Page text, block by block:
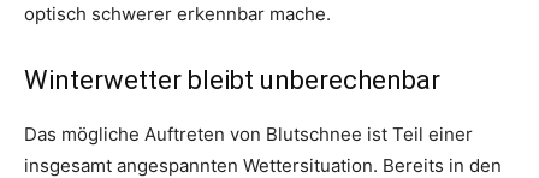
optisch schwerer erkennbar mache.
Winterwetter bleibt unberechenbar
Das mögliche Auftreten von Blutschnee ist Teil einer
insgesamt angespannten Wettersituation. Bereits in den